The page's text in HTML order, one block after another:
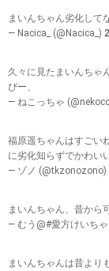
まいんちゃん劣化して
— Nacica_ (@Nacica_)
久々に見たまいんちゃ
ぴー、
— ねこっちゃ
福原遥ちゃんはすごい
に劣化知らずでかわい
— ゾノ (@tkzonozono)
まいんちゃん、昔から
— むう@#愛方けいち
まいんちゃんは昔より